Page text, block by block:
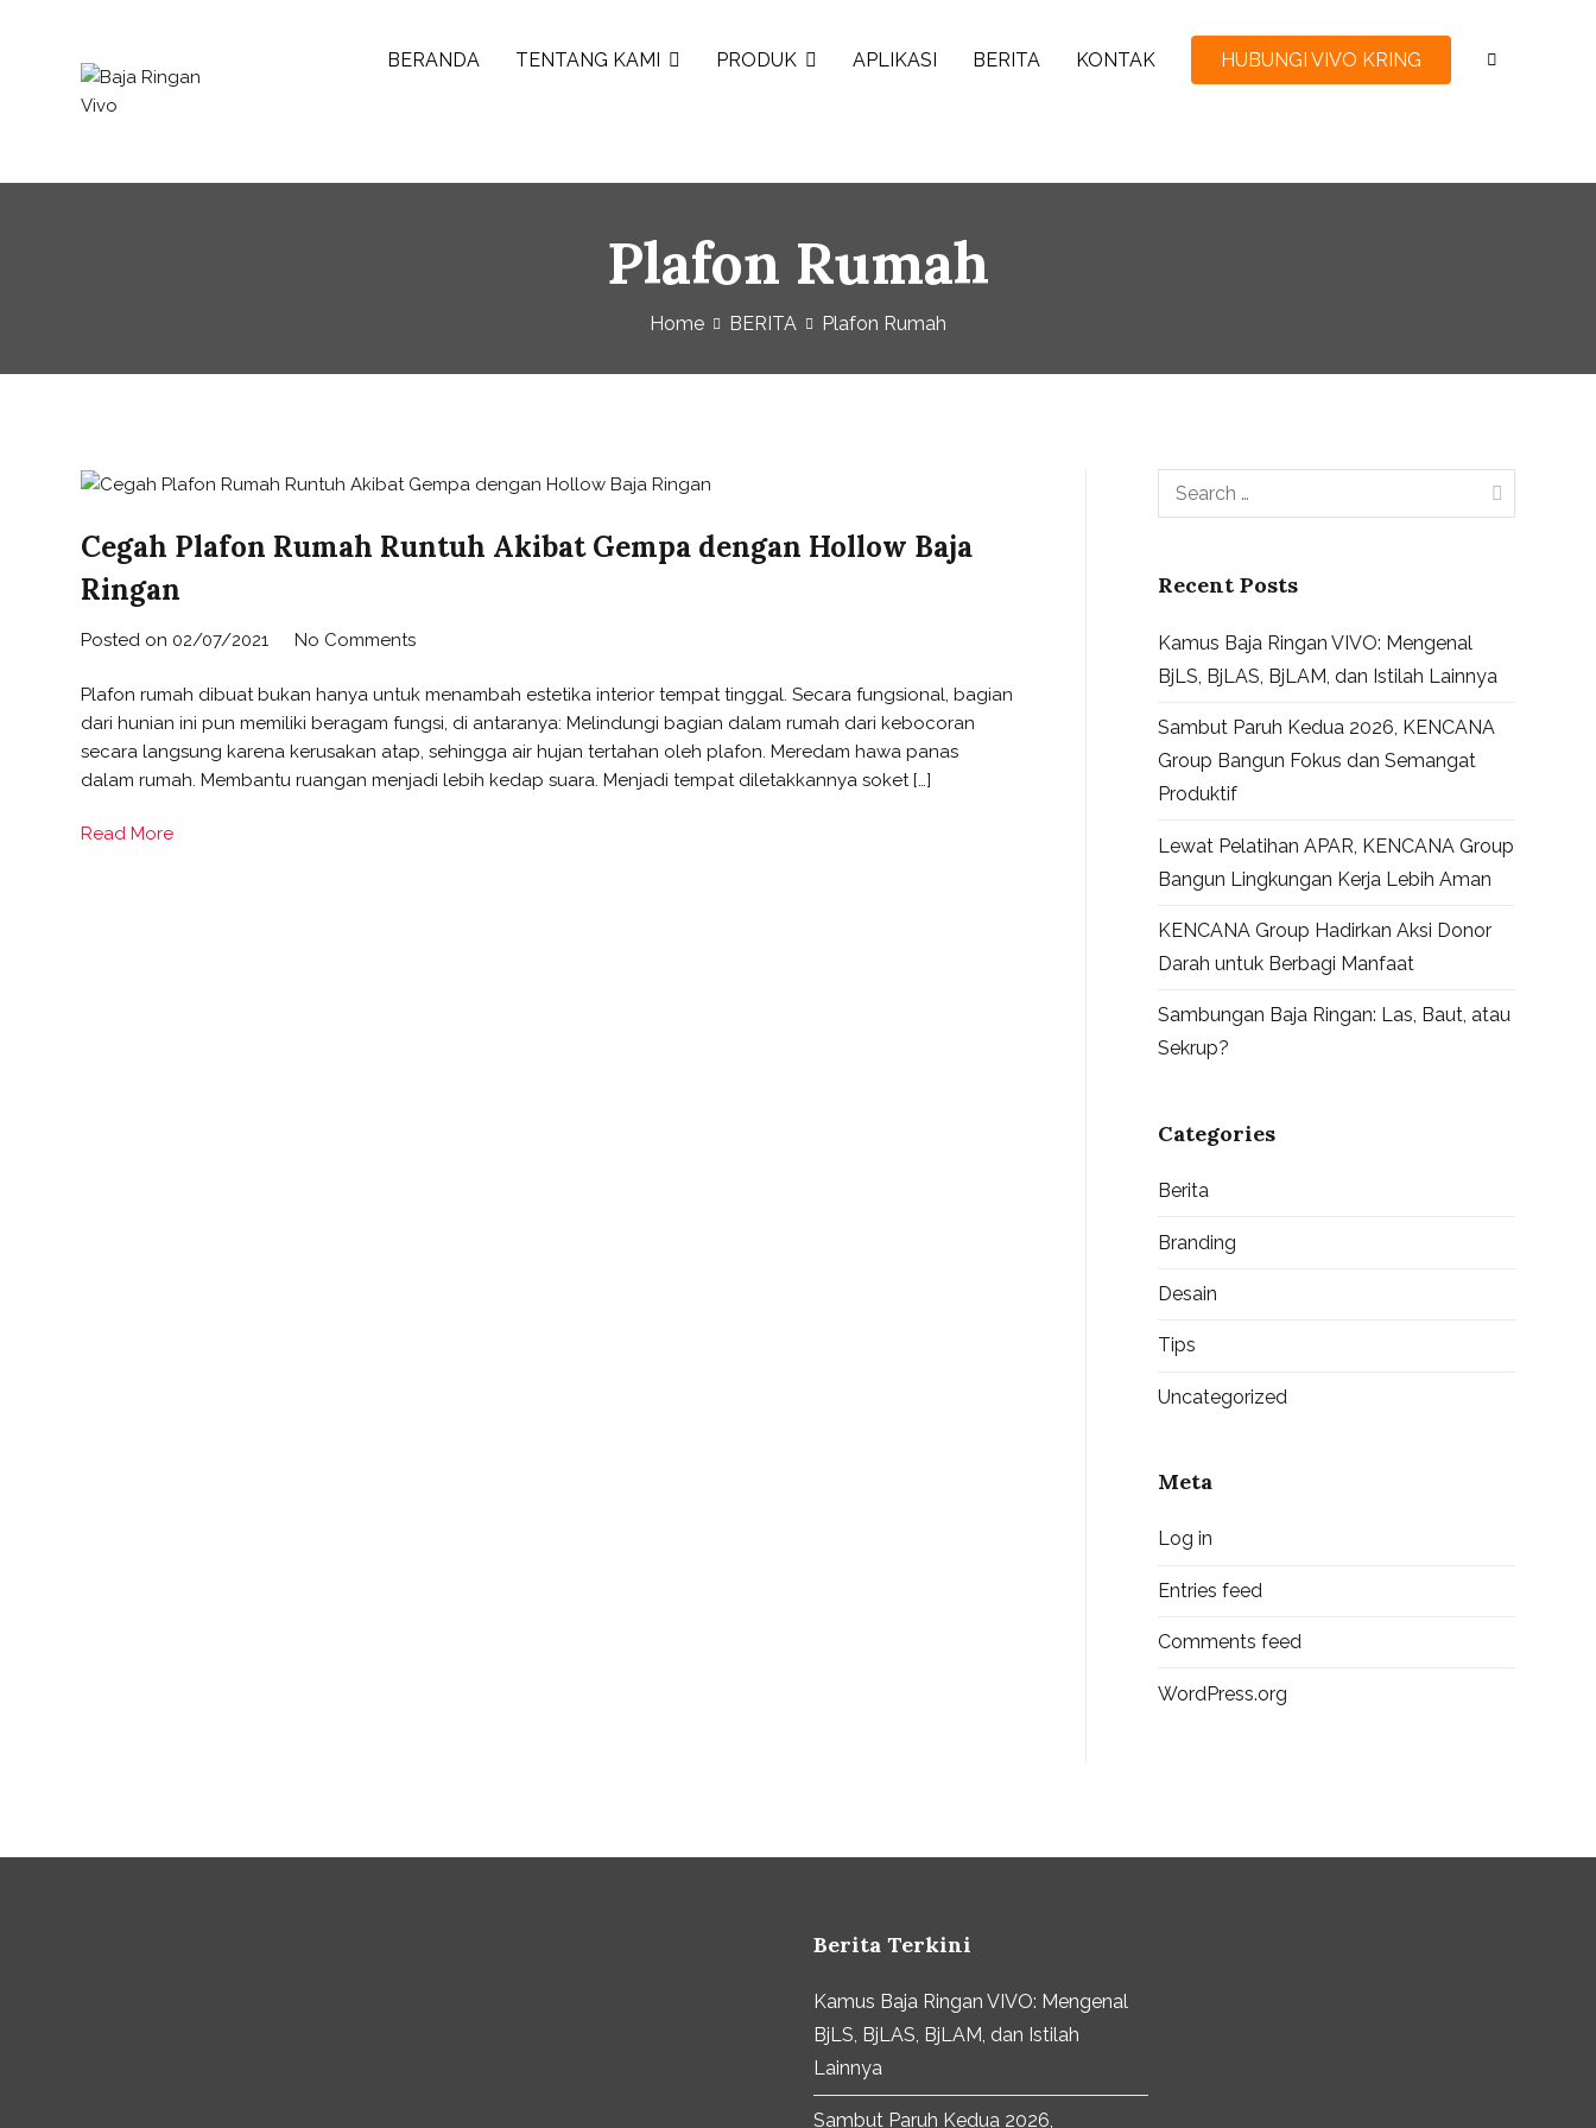
BERANDA TENTANG KAMI PRODUK APLIKASI BERITA KONTAK HUBUNGI VIVO KRING
Plafon Rumah
Home BERITA Plafon Rumah
Cegah Plafon Rumah Runtuh Akibat Gempa dengan Hollow Baja
Ringan
Posted on 02/07/2021 No Commentson
Plafon
Rumah
Runtuh
Akibat
Plafon rumah dibuat bukan hanya untuk menambah estetika interior tempat tinggal. Secara fungsional, bagian
dari hunian ini pun memiliki beragam fungsi, di antaranya: Melindungi bagian dalam rumah dari kebocoran
secara langsung karena kerusakan atap, sehingga air hujan tertahan oleh plafon. Meredam hawa panas
dalam rumah. Membantu ruangan menjadi lebih kedap suara. Menjadi tempat diletakkannya soket […]
Read More
Search
for:
Recent Posts
Kamus Baja Ringan VIVO: Mengenal
BjLS, BjLAS, BjLAM, dan Istilah Lainnya
Sambut Paruh Kedua 2026, KENCANA
Group Bangun Fokus dan Semangat
Produktif
Lewat Pelatihan APAR, KENCANA Group
Bangun Lingkungan Kerja Lebih Aman
KENCANA Group Hadirkan Aksi Donor
Darah untuk Berbagi Manfaat
Sambungan Baja Ringan: Las, Baut, atau
Sekrup?
Categories
Berita
Branding
Desain
Tips
Uncategorized
Meta
Log in
Entries feed
Comments feed
WordPress.org
Berita Terkini
Kamus Baja Ringan VIVO: Mengenal
BjLS, BjLAS, BjLAM, dan Istilah
Lainnya
Sambut Paruh Kedua 2026,